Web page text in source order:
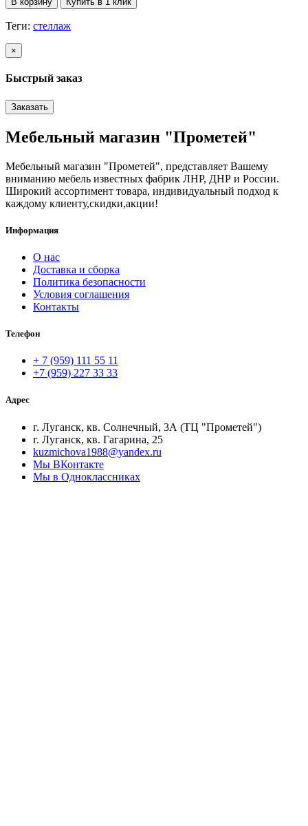
Теги: стеллаж
×
Быстрый заказ
Заказать
Мебельный магазин "Прометей"
Мебельный магазин "Прометей", представляет Вашему
вниманию мебель известных фабрик ЛНР, ДНР и России.
Широкий ассортимент товара, индивидуальный подход к
каждому клиенту,скидки,акции!
Информация
О нас
Доставка и сборка
Политика безопасности
Условия соглашения
Контакты
Телефон
+ 7 (959) 111 55 11
+7 (959) 227 33 33
Адрес
г. Луганск, кв. Солнечный, 3А (ТЦ "Прометей")
г. Луганск, кв. Гагарина, 25
kuzmichova1988@yandex.ru
Мы ВКонтакте
Мы в Одноклассниках